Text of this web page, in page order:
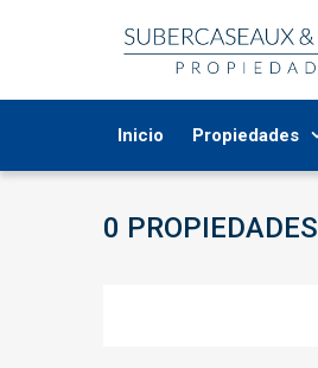
Inicio Propiedades
0 PROPIEDADES